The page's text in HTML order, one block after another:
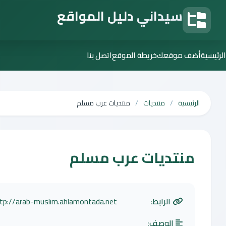
سيداني دليل المواقع
الرئيسيةأضف موقعكخريطة الموقعاتصل بنا
الرئيسية منتديات منتديات عرب مسلم
منتديات عرب مسلم
الرابط:
arab-muslim.ahlamontada.net
الوصف: